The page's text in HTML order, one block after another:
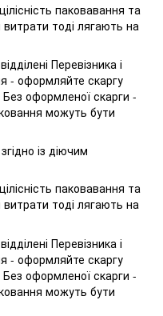
паковавання та
тоді лягають на
Перевізника і
- оформляйте скаргу
оформленої скарги -
можуть бути
із діючим
паковавання та
тоді лягають на
Перевізника і
- оформляйте скаргу
оформленої скарги -
можуть бути